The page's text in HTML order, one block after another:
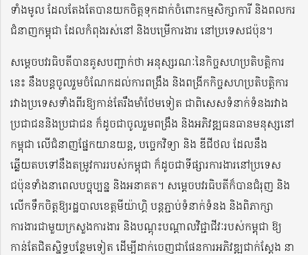
ទាំងមូល ដែលតែងតែបានយកចិត្តទុកដាក់ចំពោះកម្មសិក្សាការី និងពលករ
ជំនាញកម្ពុជា ដែលកំពុងរស់នៅ និងបម្រើការងារ​ នៅប្រទេសជប៉ុន។
សម្ដេចបវរធិបតីបានគូសបញ្ជាក់ថា អនុស្សរណៈនៃកិច្ចសហប្រតិបត្តិការ
នេះ នឹងបន្តចូលរួមចំណែកដល់ការពង្រឹង និងពង្រីកកិច្ចសហប្រតិបត្តិការ
រវាងប្រទេសទាំងពីរឱ្យកាន់តែរឹងមាំថែមទៀត ជាពិសេសទំនាក់ទំនងរវាង
ប្រជាជននិងប្រជាជន ក៏ដូចជាចូលរួមពង្រឹង និងអភិវឌ្ឍធនធានមនុស្សនៅ
កម្ពុជា លើជំនាញផ្នែកយានយន្ត, បច្ចេកវិទ្យា និង​ ឌីជីថល ដែលនឹង
ឆ្លើយតបទៅនឹងតម្រូវការរបស់កម្ពុជា ក៏ដូចជាទីផ្សារការងារនៅប្រទេស
ជប៉ុនទាំងនាពេលបច្ចុប្បន្ន និងអនាគត។ សម្ដេចបវរធិបតីក៏បានជំរុញ និង
លើកទឹកចិត្តឱ្យរដ្ឋបាលខេត្តមីយ៉ាហ្គិ បន្តភ្ជាប់ទំនាក់ទំនង និងពិភាក្សា
ការងារជាមួយក្រសួងការងារ និងបណ្ដុះបណ្ដាលវិជ្ជាជីវៈរបស់កម្ពុជា ឱ្យ
កាន់តែជិតស្និទ្ធបន្ថែមទៀត ដេីម្បីដាក់ចេញជាផែនការអភិវឌ្ឍជាក់ស្ដែង នា